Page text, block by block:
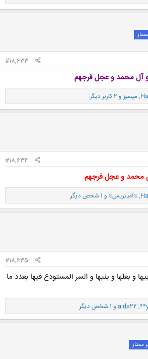
#18,633
آل محمد و عجل فرجهم
,ميسيز و 2 کاربر دیگر
#18,634
محمد و عجل فرجهم
,₪آمیتریس₪ و 1 شخص دیگر
#18,635
و بعلها و بنيها و السر المستودع فيها بعدد ما
,
aida22 و 1 شخص دیگر
ممتاز